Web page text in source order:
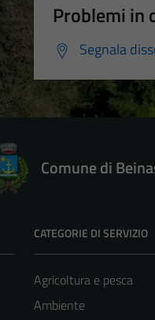
Problemi in
Segnala
Comune di
CATEGORIE DI SERVIZIO
Agricoltura e pesca
Ambiente